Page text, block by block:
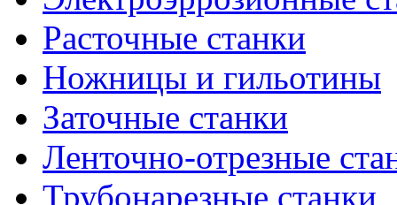
Расточные станки
Ножницы и гильотины
Заточные станки
Ленточно-отрезные
Трубонарезные станки